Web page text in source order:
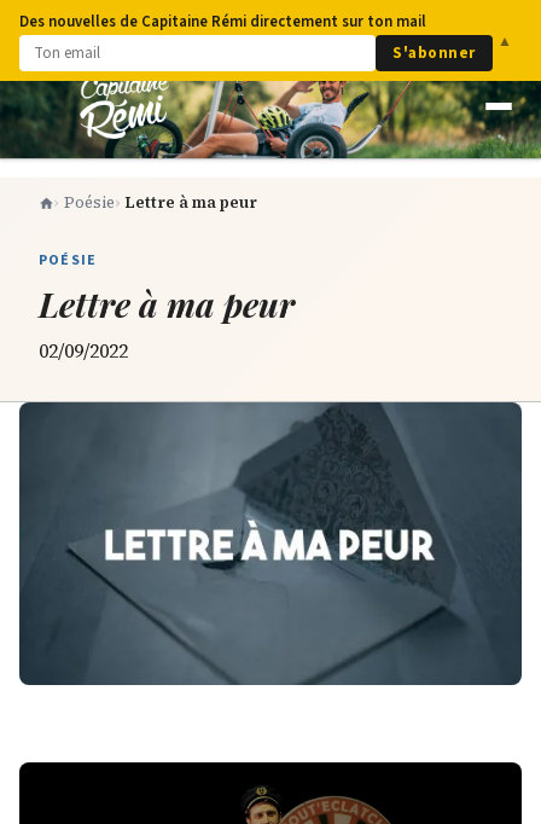
Des nouvelles de Capitaine Rémi directement sur ton mail
S'abonner
▲
Poésie Lettre à ma peur
POÉSIE
Lettre à ma peur
02/09/2022